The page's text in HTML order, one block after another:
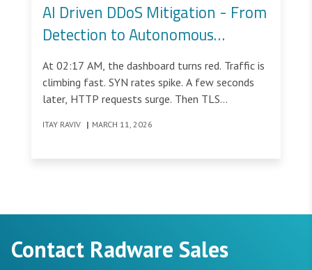
AI Driven DDoS Mitigation - From
Detection to Autonomous
Remediation
At 02:17 AM, the dashboard turns red. Traffic is
climbing fast. SYN rates spike. A few seconds
later, HTTP requests surge. Then TLS
are accurate. The detection engine did its job.
ITAY RAVIV | MARCH 11, 2026
Contact Radware Sales